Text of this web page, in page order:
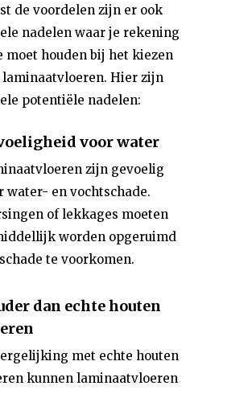
de voordelen zijn er ook
nadelen waar je rekening
moet houden bij het kiezen
laminaatvloeren. Hier zijn
potentiële nadelen:
voor water
zijn gevoelig
water- en vochtschade.
of lekkages moeten
worden opgeruimd
te voorkomen.
dan echte houten
met echte houten
kunnen laminaatvloeren